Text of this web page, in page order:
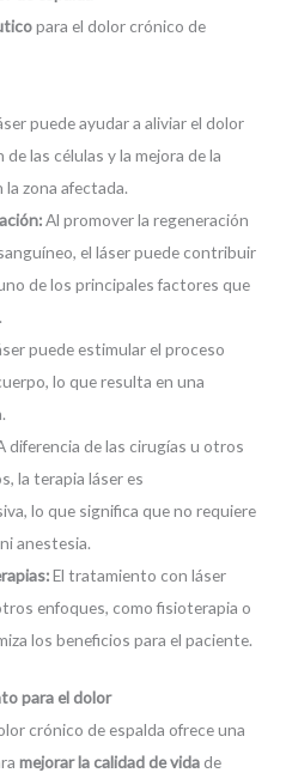
para el dolor crónico de
puede ayudar a aliviar el dolor
las células y la mejora de la
zona afectada.
Al promover la regeneración
el láser puede contribuir
de los principales factores que
puede estimular el proceso
lo que resulta en una
diferencia de las cirugías u otros
la terapia láser es
lo que significa que no requiere
anestesia.
El tratamiento con láser
enfoques, como fisioterapia o
los beneficios para el paciente.
para el dolor
crónico de espalda ofrece una
mejorar la calidad de vida de